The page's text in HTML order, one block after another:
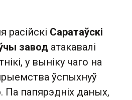
расійскі Саратаўскі
завод атакавалі
у выніку чаго на
ўспыхнуў
папярэдніх даных,